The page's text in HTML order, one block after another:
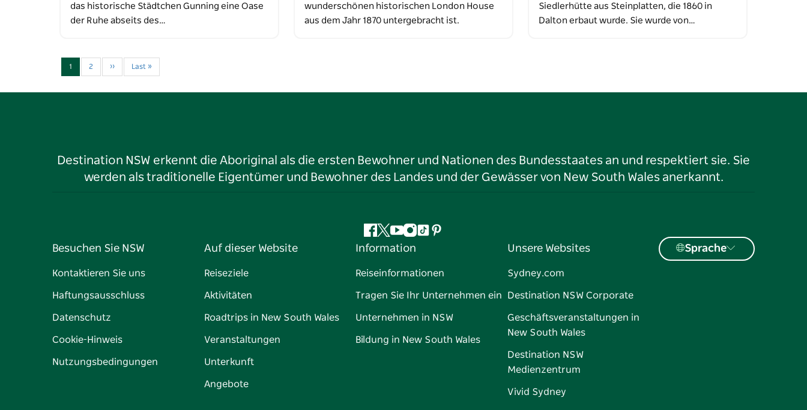
das historische Städtchen Gunning eine Oase
der Ruhe abseits des…
wunderschönen historischen London House
aus dem Jahr 1870 untergebracht ist.
Siedlerhütte aus Steinplatten, die 1860 in
Dalton erbaut wurde. Sie wurde von…
1 2 ›› Last »
Destination NSW erkennt die Aboriginal als die ersten Bewohner und Nationen des Bundesstaates an und respektiert sie. Sie
werden als traditionelle Eigentümer und Bewohner des Landes und der Gewässer von New South Wales anerkannt.
Facebook
Twitter
YouTube
Instagram
TikTokPinterest
Besuchen Sie NSW
Kontaktieren Sie uns
Haftungsausschluss
Datenschutz
Cookie-Hinweis
Nutzungsbedingungen
Auf dieser Website
Reiseziele
Aktivitäten
Roadtrips in New South Wales
Veranstaltungen
Unterkunft
Angebote
Information
Reiseinformationen
Tragen Sie Ihr Unternehmen ein
Unternehmen in NSW
Bildung in New South Wales
Unsere Websites
Sydney.com
Destination NSW Corporate
Geschäftsveranstaltungen in
New South Wales
Destination NSW
Medienzentrum
Vivid Sydney
Sprache